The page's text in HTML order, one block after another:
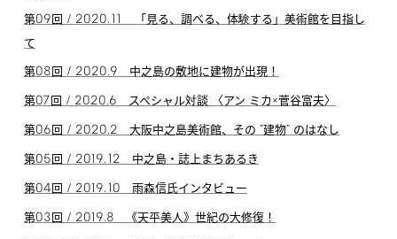
第09 回 / 2020.11
「見る、調べる、体験する」美術館を目指し
て
第08 回 / 2020.9 中之島の敷地に建物が出現！
第07 回 / 2020.6 スペシャル対談 〈アン ミカ×菅谷富夫〉
第06 回 / 2020.2 大阪中之島美術館、その "建物"のはなし
第05 回 / 2019.12 中之島・誌上まちあるき
第04 回 / 2019.10 雨森信氏インタビュー
第03 回 / 2019.8 《天平美人》世紀の大修復！